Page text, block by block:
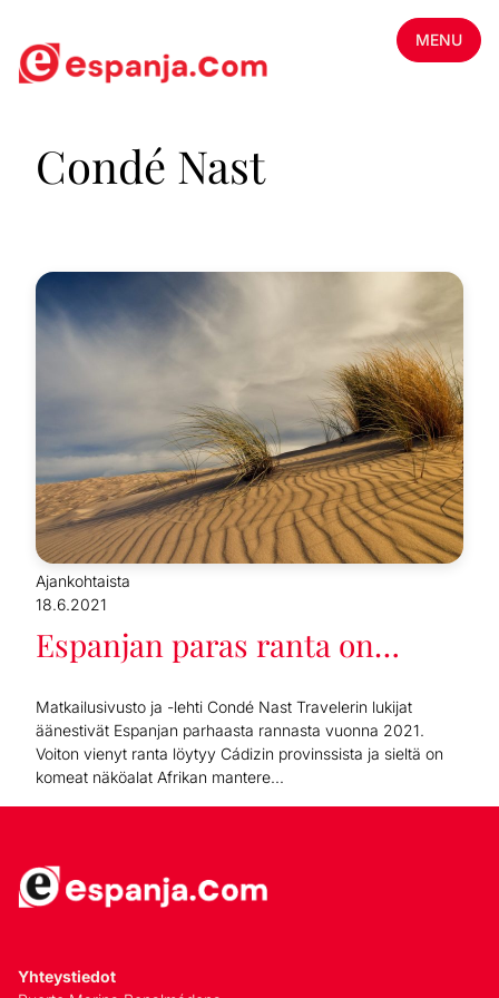
MENU
Condé Nast
Ajankohtaista
18.6.2021
Espanjan paras ranta on…
Matkailusivusto ja -lehti Condé Nast Travelerin lukijat
äänestivät Espanjan parhaasta rannasta vuonna 2021.
Voiton vienyt ranta löytyy Cádizin provinssista ja sieltä on
komeat näköalat Afrikan mantere...
Yhteystiedot